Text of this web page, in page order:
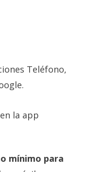
Teléfono,
la app
mínimo para